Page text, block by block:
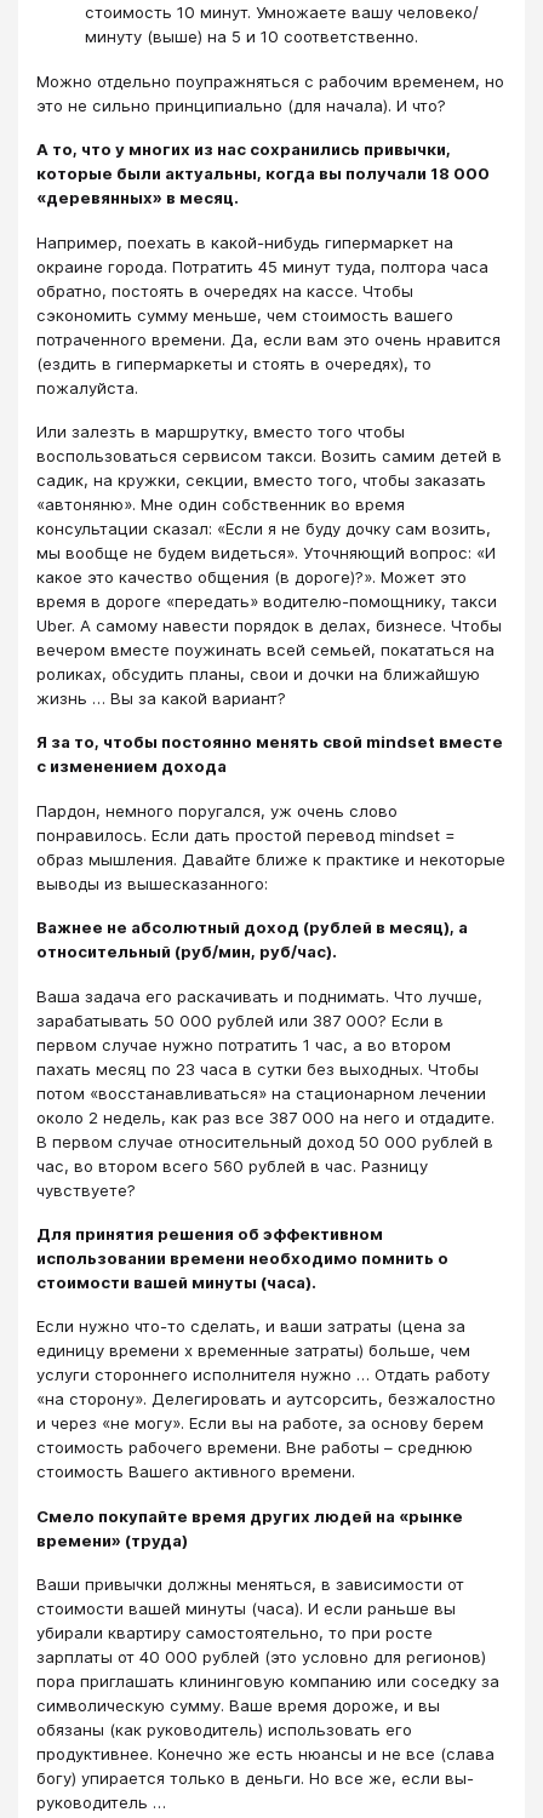
стоимость 10 минут. Умножаете вашу человеко/
минуту (выше) на 5 и 10 соответственно.
Можно отдельно поупражняться с рабочим временем, но
это не сильно принципиально (для начала). И что?
А то, что у многих из нас сохранились привычки,
которые были актуальны, когда вы получали 18 000
«деревянных» в месяц.
Например, поехать в какой-нибудь гипермаркет на
окраине города. Потратить 45 минут туда, полтора часа
обратно, постоять в очередях на кассе. Чтобы
сэкономить сумму меньше, чем стоимость вашего
потраченного времени. Да, если вам это очень нравится
(ездить в гипермаркеты и стоять в очередях), то
пожалуйста.
Или залезть в маршрутку, вместо того чтобы
воспользоваться сервисом такси. Возить самим детей в
садик, на кружки, секции, вместо того, чтобы заказать
«автоняню». Мне один собственник во время
консультации сказал: «Если я не буду дочку сам возить,
мы вообще не будем видеться». Уточняющий вопрос: «И
какое это качество общения (в дороге)?». Может это
время в дороге «передать» водителю-помощнику, такси
Uber. А самому навести порядок в делах, бизнесе. Чтобы
вечером вместе поужинать всей семьей, покататься на
роликах, обсудить планы, свои и дочки на ближайшую
жизнь … Вы за какой вариант?
Я за то, чтобы постоянно менять свой mindset вместе
с изменением дохода
Пардон, немного поругался, уж очень слово
понравилось. Если дать простой перевод mindset =
образ мышления. Давайте ближе к практике и некоторые
выводы из вышесказанного:
Важнее не абсолютный доход (рублей в месяц), а
относительный (руб/мин, руб/час).
Ваша задача его раскачивать и поднимать. Что лучше,
зарабатывать 50 000 рублей или 387 000? Если в
первом случае нужно потратить 1 час, а во втором
пахать месяц по 23 часа в сутки без выходных. Чтобы
потом «восстанавливаться» на стационарном лечении
около 2 недель, как раз все 387 000 на него и отдадите.
В первом случае относительный доход 50 000 рублей в
час, во втором всего 560 рублей в час. Разницу
чувствуете?
Для принятия решения об эффективном
использовании времени необходимо помнить о
стоимости вашей минуты (часа).
Если нужно что-то сделать, и ваши затраты (цена за
единицу времени х временные затраты) больше, чем
услуги стороннего исполнителя нужно … Отдать работу
«на сторону». Делегировать и аутсорсить, безжалостно
и через «не могу». Если вы на работе, за основу берем
стоимость рабочего времени. Вне работы – среднюю
стоимость Вашего активного времени.
Смело покупайте время других людей на «рынке
времени» (труда)
Ваши привычки должны меняться, в зависимости от
стоимости вашей минуты (часа). И если раньше вы
убирали квартиру самостоятельно, то при росте
зарплаты от 40 000 рублей (это условно для регионов)
пора приглашать клининговую компанию или соседку за
символическую сумму. Ваше время дороже, и вы
обязаны (как руководитель) использовать его
продуктивнее. Конечно же есть нюансы и не все (слава
богу) упирается только в деньги. Но все же, если вы-
руководитель …